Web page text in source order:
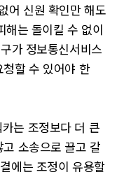
어 신원 확인만 해도
해는 돌이킬 수 없이
가 정보통신서비스
할 수 있어야 한
는 조정보다 더 큰
소송으로 끌고 갈
에는 조정이 유용할